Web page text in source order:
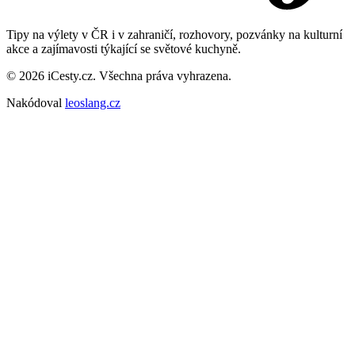
Tipy na výlety v ČR i v zahraničí, rozhovory, pozvánky na kulturní
akce a zajímavosti týkající se světové kuchyně.
© 2026 iCesty.cz. Všechna práva vyhrazena.
Nakódoval leoslang.cz